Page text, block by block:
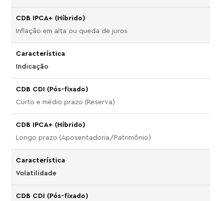
Inflação em alta ou queda de juros
Indicação
Curto e médio prazo (Reserva)
Longo prazo (Aposentadoria/Patrimônio)
Volatilidade